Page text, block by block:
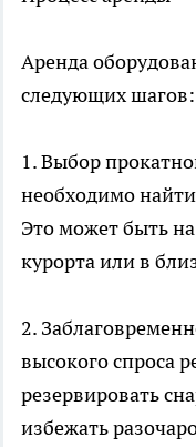
Аренда
следующих шагов:
1. Выбор
необходимо
Это может быть
курорта или в
2.
высокого спроса
резервировать
избежать